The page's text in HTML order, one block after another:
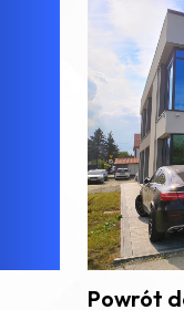
Powrót